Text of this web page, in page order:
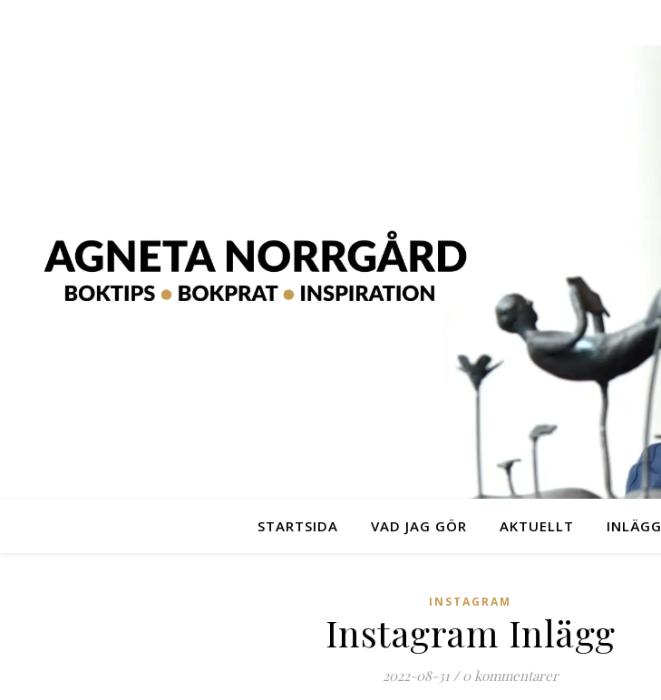
STARTSIDA VAD JAG GÖR AKTUELLT INLÄGG
INSTAGRAM
Instagram Inlägg
2022-08-31 / 0 kommentarer